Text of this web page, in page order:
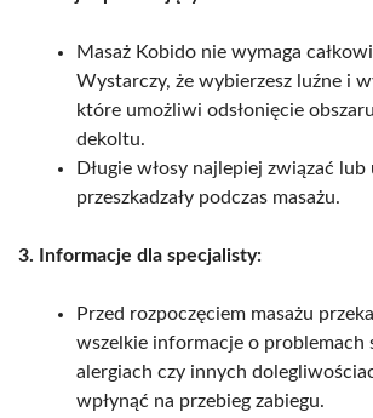
Masaż Kobido nie wymaga
Wystarczy, że wybierzesz luźne i
które umożliwi odsłonięcie
dekoltu.
Długie włosy najlepiej związać
przeszkadzały podczas masażu.
3. Informacje dla specjalisty:
Przed rozpoczęciem masażu
wszelkie informacje o problemach
alergiach czy innych
wpłynąć na przebieg zabiegu.